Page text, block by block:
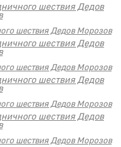
шествия Дедов
шествия Дедов
шествия Дедов
шествия Дедов